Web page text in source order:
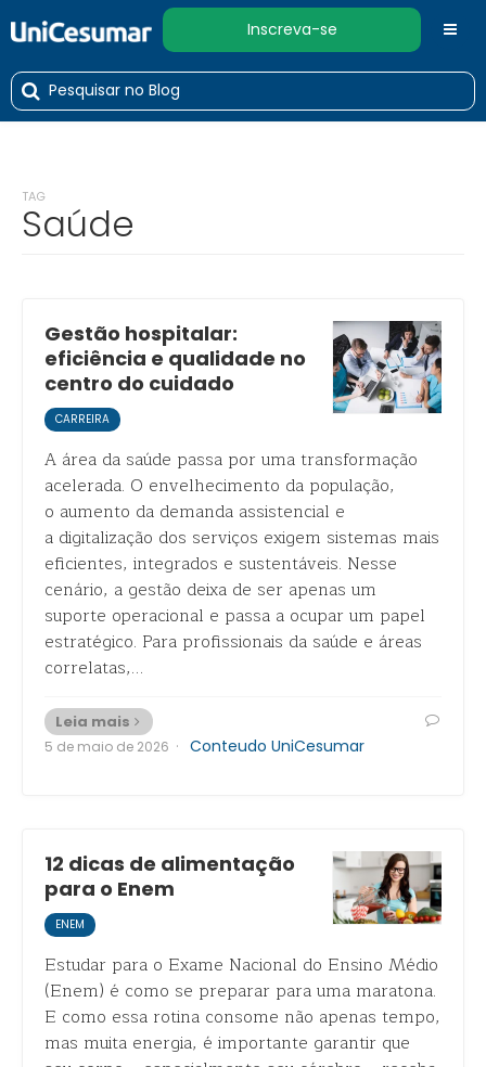
Inscreva-se
TAG
Saúde
Gestão hospitalar:
eficiência e qualidade no
centro do cuidado
CARREIRA
A área da saúde passa por uma transformação
acelerada. O envelhecimento da população,
o aumento da demanda assistencial e
a digitalização dos serviços exigem sistemas mais
eficientes, integrados e sustentáveis. Nesse
cenário, a gestão deixa de ser apenas um
suporte operacional e passa a ocupar um papel
estratégico. Para profissionais da saúde e áreas
correlatas,…
Leia mais
5 de maio de 2026 · Conteudo UniCesumar
12 dicas de alimentação
para o Enem
ENEM
Estudar para o Exame Nacional do Ensino Médio
(Enem) é como se preparar para uma maratona.
E como essa rotina consome não apenas tempo,
mas muita energia, é importante garantir que